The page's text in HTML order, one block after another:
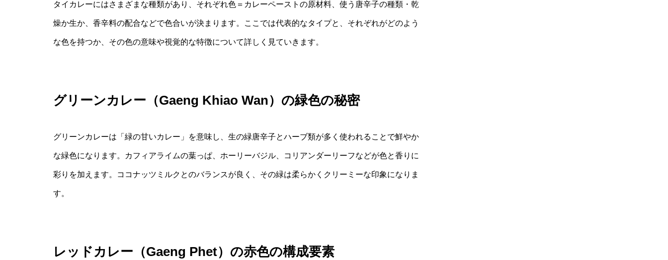
タイカレーにはさまざまな種類があり、それぞれ色＝カレーペーストの原材料、使う唐辛子の種類・乾
燥か生か、香辛料の配合などで色合いが決まります。ここでは代表的なタイプと、それぞれがどのよう
な色を持つか、その色の意味や視覚的な特徴について詳しく見ていきます。
グリーンカレー（Gaeng Khiao Wan）の緑色の秘密
グリーンカレーは「緑の甘いカレー」を意味し、生の緑唐辛子とハーブ類が多く使われることで鮮やか
な緑色になります。カフィアライムの葉っぱ、ホーリーバジル、コリアンダーリーフなどが色と香りに
彩りを加えます。ココナッツミルクとのバランスが良く、その緑は柔らかくクリーミーな印象になりま
す。
レッドカレー（Gaeng Phet）の赤色の構成要素